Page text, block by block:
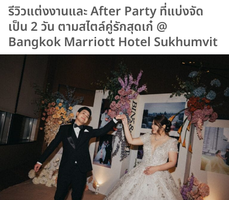
รีวิวแต่งงานและ After Party ที่แบ่งจัด
เป็น 2 วัน ตามสไตล์คู่รักสุดเก๋ @
Bangkok Marriott Hotel Sukhumvit